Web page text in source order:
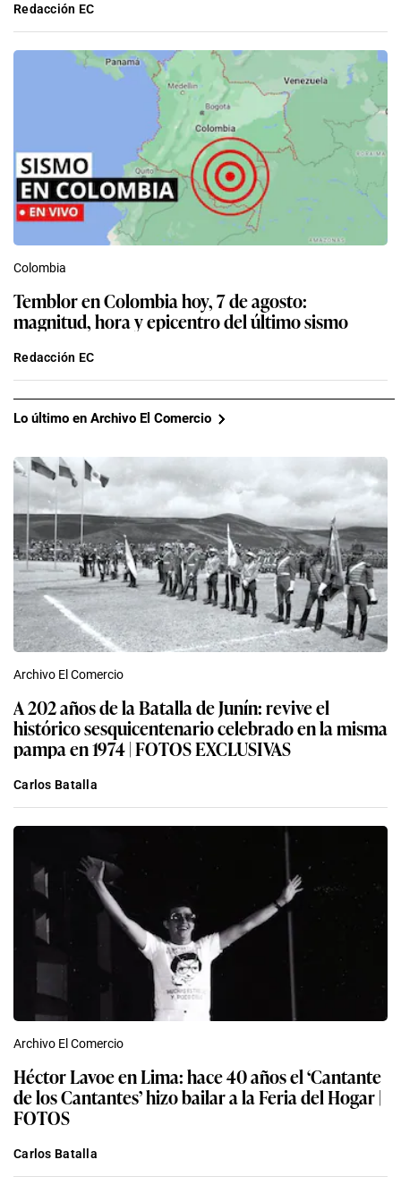
Redacción EC
Colombia
Temblor en Colombia hoy, 7 de agosto:
magnitud, hora y epicentro del último sismo
Redacción EC
Lo último en Archivo El Comercio
Archivo El Comercio
A 202 años de la Batalla de Junín: revive el
histórico sesquicentenario celebrado en la misma
pampa en 1974 | FOTOS EXCLUSIVAS
Carlos Batalla
Archivo El Comercio
Héctor Lavoe en Lima: hace 40 años el ‘Cantante
de los Cantantes’ hizo bailar a la Feria del Hogar |
FOTOS
Carlos Batalla